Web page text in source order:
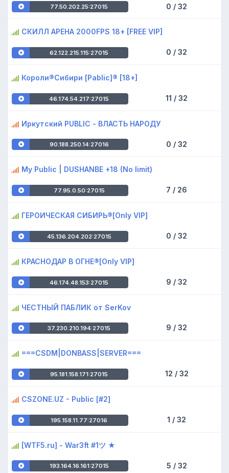
77.50.202.25:27015 0 / 32
СКИЛЛ АРЕНА 2000FPS 18+ [FREE VIP]
62.122.215.115:27015 0 / 32
Короли®Сибири [Pablic]® [18+]
46.174.54.217:27015 11 / 32
Иркутский PUBLIC - ВЛАСТЬ НАРОДУ
90.188.250.14:27016 0 / 32
My Public | DUSHANBE +18 (No limit)
77.95.0.50:27015 7 / 26
ГЕРОИЧЕСКАЯ СИБИРЬ®[Only VIP]
45.136.204.202:27015 0 / 32
КРАСНОДАР В ОГНЕ®[Only VIP]
46.174.48.153:27015 9 / 32
ЧЕСТНЫЙ ПАБЛИК от SerKov
37.230.210.194:27015 9 / 32
===CSDM|DONBASS|SERVER===
95.181.158.171:27015 12 / 32
CSZONE.UZ - Public [#2]
195.158.11.77:27016 1 / 32
[WTF5.ru] - War3ft #1ツ ★
193.164.16.161:27015 5 / 32